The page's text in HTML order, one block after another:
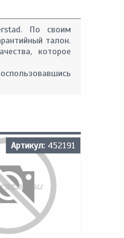
По своим
талон.
которое
Артикул: 452191